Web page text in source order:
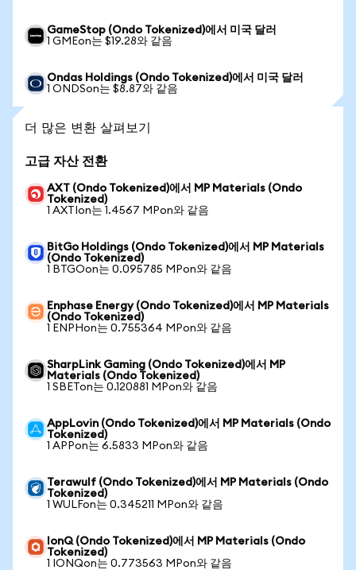
GameStop (Ondo Tokenized)에서 미국 달러
1 GMEon는 $19.28와 같음
Ondas Holdings (Ondo Tokenized)에서 미국 달러
1 ONDSon는 $8.87와 같음
더 많은 변환 살펴보기
고급 자산 전환
AXT (Ondo Tokenized)에서 MP Materials (Ondo
Tokenized)
1 AXTIon는 1.4567 MPon와 같음
BitGo Holdings (Ondo Tokenized)에서 MP Materials
(Ondo Tokenized)
1 BTGOon는 0.095785 MPon와 같음
Enphase Energy (Ondo Tokenized)에서 MP Materials
(Ondo Tokenized)
1 ENPHon는 0.755364 MPon와 같음
SharpLink Gaming (Ondo Tokenized)에서 MP
Materials (Ondo Tokenized)
1 SBETon는 0.120881 MPon와 같음
AppLovin (Ondo Tokenized)에서 MP Materials (Ondo
Tokenized)
1 APPon는 6.5833 MPon와 같음
Terawulf (Ondo Tokenized)에서 MP Materials (Ondo
Tokenized)
1 WULFon는 0.345211 MPon와 같음
IonQ (Ondo Tokenized)에서 MP Materials (Ondo
Tokenized)
1 IONQon는 0.773563 MPon와 같음